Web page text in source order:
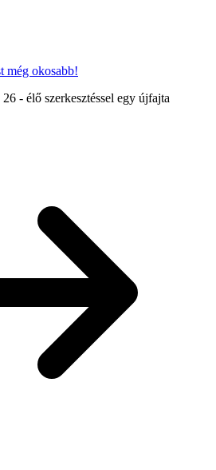
még okosabb!
- élő szerkesztéssel egy újfajta